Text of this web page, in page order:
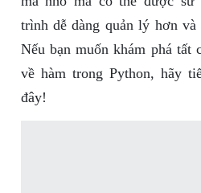
trình dễ dàng quản lý hơn
Nếu bạn muốn khám phá tất
về hàm trong Python, hãy
đây!